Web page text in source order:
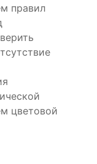
правил
цветовой